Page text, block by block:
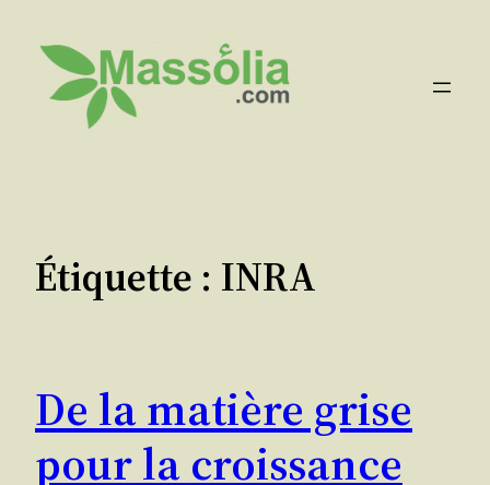
contenu
Étiquette : INRA
De la matière grise
pour la croissance